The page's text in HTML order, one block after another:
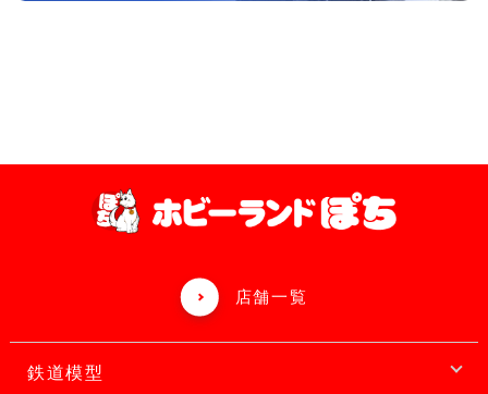
店舗一覧
鉄道模型